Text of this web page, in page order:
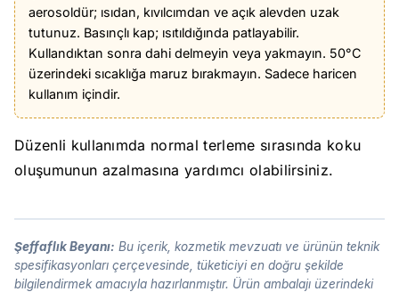
aerosoldür; ısıdan, kıvılcımdan ve açık alevden uzak
tutunuz. Basınçlı kap; ısıtıldığında patlayabilir.
Kullandıktan sonra dahi delmeyin veya yakmayın. 50°C
üzerindeki sıcaklığa maruz bırakmayın. Sadece haricen
kullanım içindir.
Düzenli kullanımda normal terleme sırasında koku
oluşumunun azalmasına yardımcı olabilirsiniz.
Şeffaflık Beyanı: Bu içerik, kozmetik mevzuatı ve ürünün teknik
spesifikasyonları çerçevesinde, tüketiciyi en doğru şekilde
bilgilendirmek amacıyla hazırlanmıştır. Ürün ambalajı üzerindeki